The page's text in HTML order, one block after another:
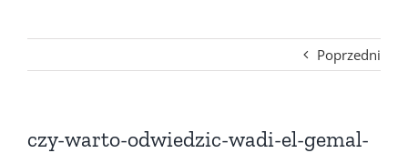
Poprzedni
czy-warto-odwiedzic-wadi-el-gemal-